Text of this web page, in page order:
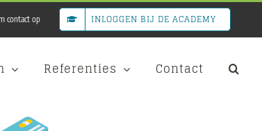
contact op INLOGGEN BIJ DE ACADEMY
Referenties Contact